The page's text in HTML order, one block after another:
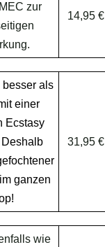
zur
14,95 €
als
einer
Ecstasy
Deshalb
ganzen
31,95 €
wie